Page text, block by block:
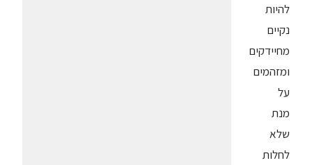
להיות
נקיים
מחיידקים
ומזהמים
על
מנת
שלא
לחלות